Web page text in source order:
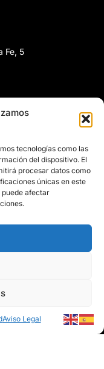
tecnologías como las
del dispositivo. El
procesar datos como
únicas en este
afectar
Aviso Legal
Fe, 5